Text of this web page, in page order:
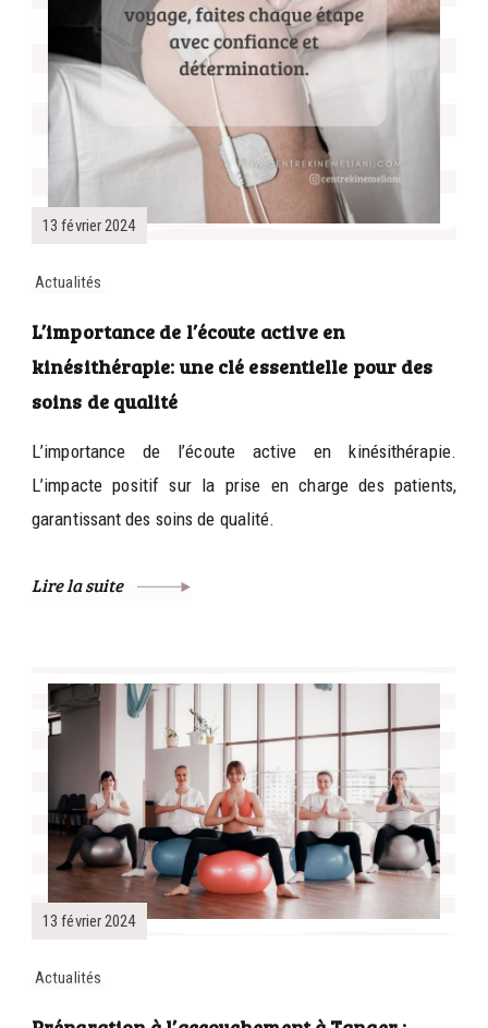
13 février 2024
Actualités
L’importance de l’écoute active en
kinésithérapie: une clé essentielle pour des
soins de qualité
L’importance de l’écoute active en kinésithérapie.
L’impacte positif sur la prise en charge des patients,
garantissant des soins de qualité.
Lire la suite
13 février 2024
Actualités